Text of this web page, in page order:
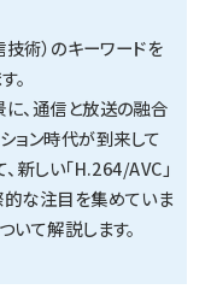
術）のキーワードを
。
、通信と放送の融合
ョン時代が到来して
新しい「H.264/AVC」
な注目を集めていま
て解説します。